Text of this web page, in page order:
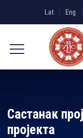
Lat Eng
Састанак
пројекта